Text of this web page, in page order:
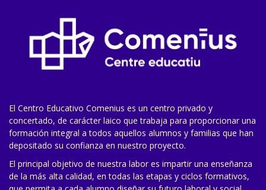
El Centro Educativo Comenius es un centro privado y
concertado, de carácter laico que trabaja para proporcionar una
formación integral a todos aquellos alumnos y familias que han
depositado su confianza en nuestro proyecto.
El principal objetivo de nuestra labor es impartir una enseñanza
de la más alta calidad, en todas las etapas y ciclos formativos,